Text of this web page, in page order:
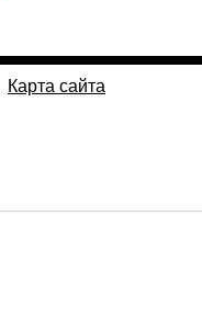
Карта сайта